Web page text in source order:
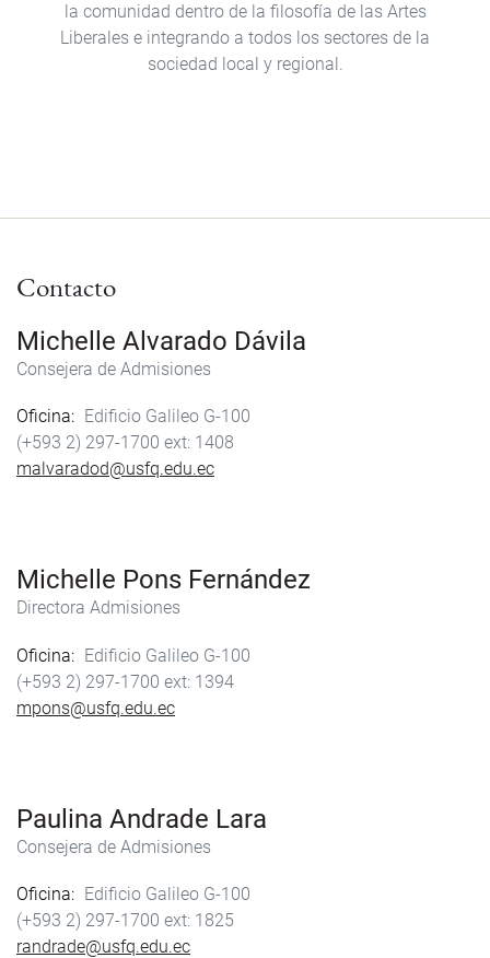
la comunidad dentro de la filosofía de las Artes
Liberales e integrando a todos los sectores de la
sociedad local y regional.
Contacto
Michelle Alvarado Dávila
Consejera de Admisiones
Oficina
Edificio Galileo G-100
(+593 2) 297-1700
1408
malvaradod@usfq.edu.ec
Michelle Pons Fernández
Directora Admisiones
Oficina
Edificio Galileo G-100
(+593 2) 297-1700
1394
mpons@usfq.edu.ec
Paulina Andrade Lara
Consejera de Admisiones
Oficina
Edificio Galileo G-100
(+593 2) 297-1700
1825
randrade@usfq.edu.ec